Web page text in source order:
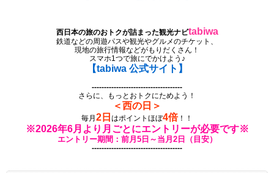
西日本の旅のおトクが詰まった観光ナビtabiwa
鉄道などの周遊パスや観光やグルメのチケット、
現地の旅行情報などがもりだくさん！
スマホ1つで旅にでかけよう♪
【tabiwa 公式サイト】
-------------------------------------
さらに、もっとおトクにためよう！
＜西の日＞
毎月2日 はポイントほぼ4倍！！
※2026年6月より月ごとにエントリーが必要です※
エントリー期間：前月5日～当月2日（目安）
-------------------------------------